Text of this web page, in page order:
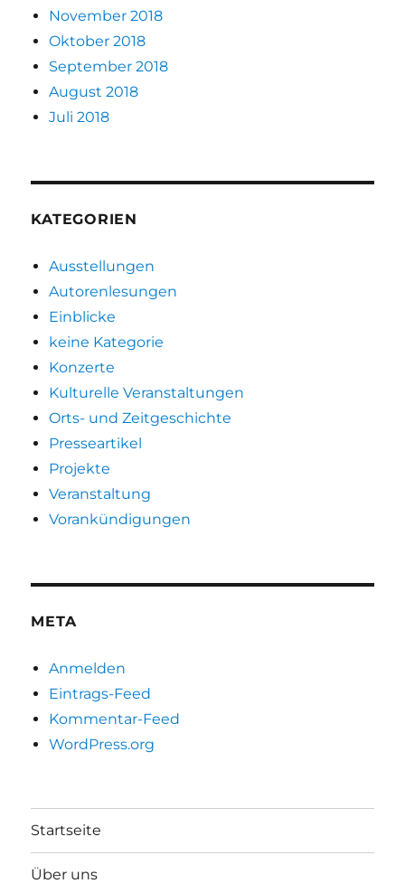
November 2018
Oktober 2018
September 2018
August 2018
Juli 2018
KATEGORIEN
Ausstellungen
Autorenlesungen
Einblicke
keine Kategorie
Konzerte
Kulturelle Veranstaltungen
Orts- und Zeitgeschichte
Presseartikel
Projekte
Veranstaltung
Vorankündigungen
META
Anmelden
Eintrags-Feed
Kommentar-Feed
WordPress.org
Startseite
Über uns